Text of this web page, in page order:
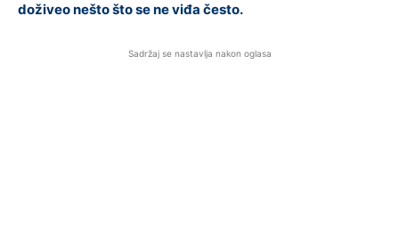
doživeo nešto što se ne viđa često.
Sadržaj se nastavlja nakon oglasa